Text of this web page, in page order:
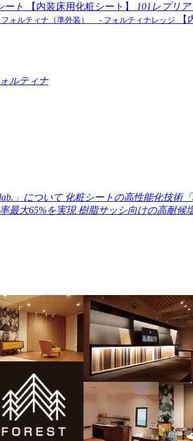
ート 【内装床用化粧シート】 101レプリア
ォルティナ（準外装） - フォルティナレッジ
ルティナ
」について 化粧シートの高性能化技術「
最大65%を実現 樹脂サッシ向けの高耐候